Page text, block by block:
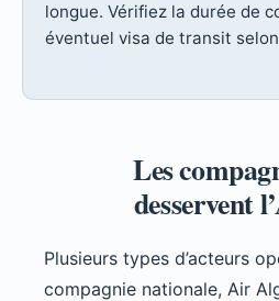
longue. Vérifiez la durée de
éventuel visa de transit selon
Les
desservent
Plusieurs types d’acteurs
compagnie nationale, Air